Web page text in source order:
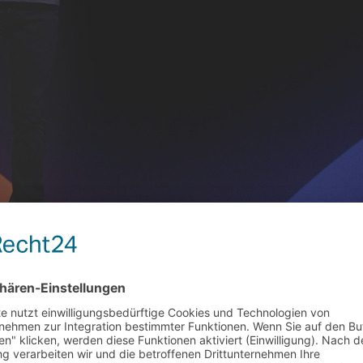
Facebook und Instagram ein
gegen Bezahlung. Der Konzern meta bietet eine vermeintliche